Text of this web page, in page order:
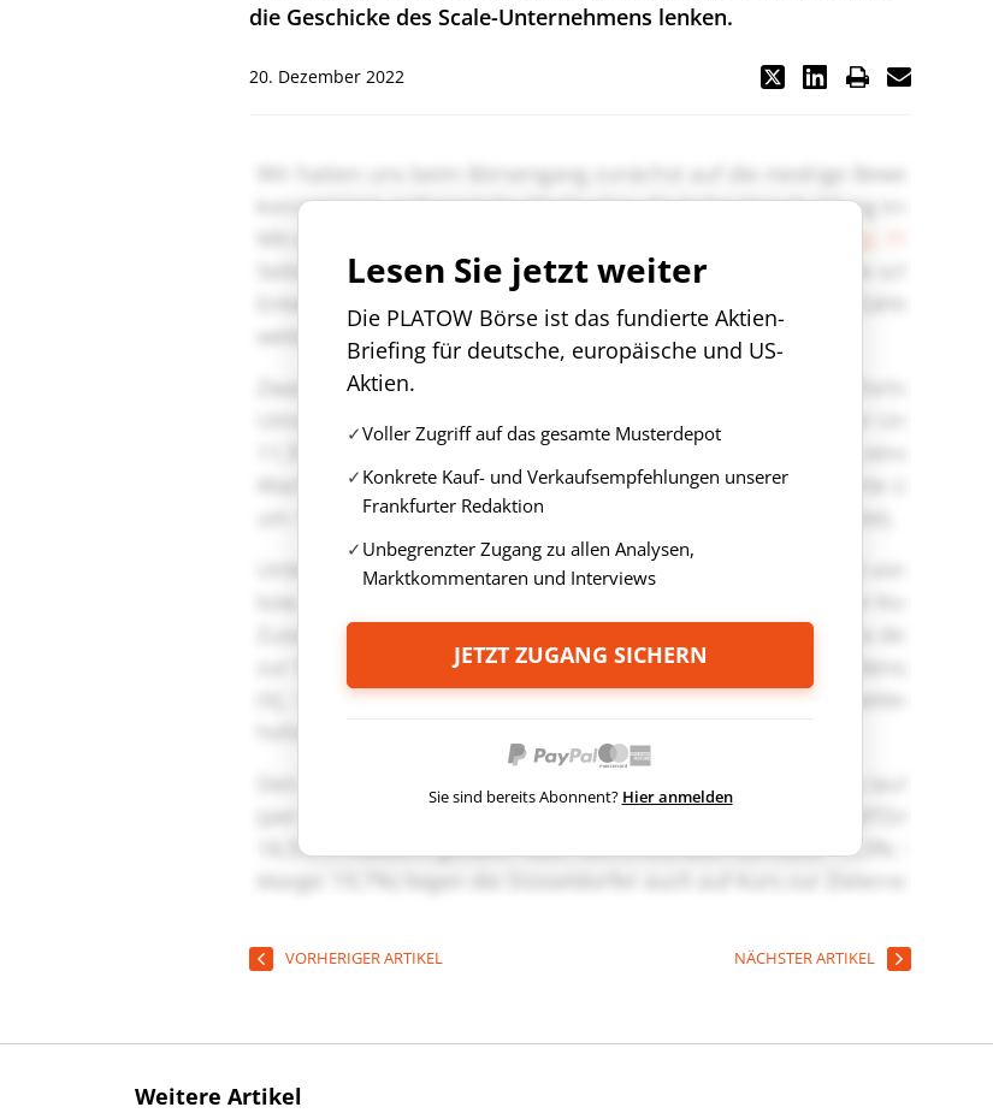
die Geschicke des Scale-Unternehmens lenken.
20. Dezember 2022
Lesen Sie jetzt weiter
Die PLATOW Börse ist das fundierte Aktien-
Briefing für deutsche, europäische und US-
Aktien.
Voller Zugriff auf das gesamte Musterdepot
Konkrete Kauf- und Verkaufsempfehlungen unserer
Frankfurter Redaktion
Unbegrenzter Zugang zu allen Analysen,
Marktkommentaren und Interviews
JETZT ZUGANG SICHERN
Sie sind bereits Abonnent? Hier anmelden
VORHERIGER ARTIKEL NÄCHSTER ARTIKEL
Weitere Artikel